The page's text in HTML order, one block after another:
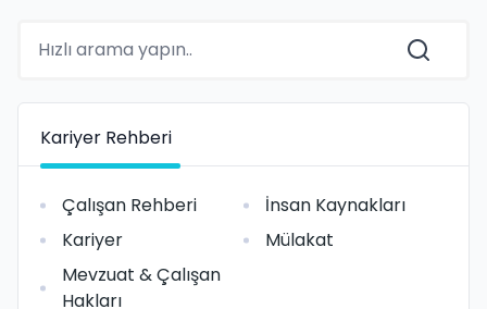
Kariyer Rehberi
Çalışan Rehberi
İnsan Kaynakları
Kariyer
Mülakat
Mevzuat & Çalışan
Hakları